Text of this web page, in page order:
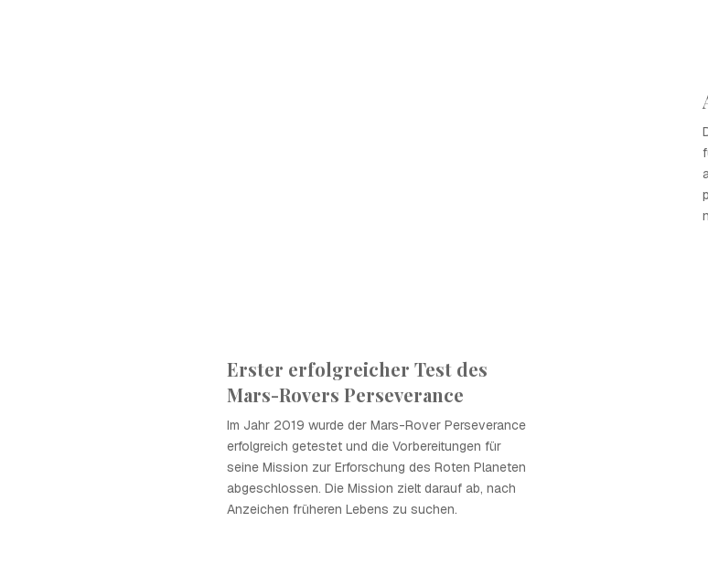
Erster erfolgreicher Test des
Mars-Rovers Perseverance
Im Jahr 2019 wurde der Mars-Rover Perseverance
erfolgreich getestet und die Vorbereitungen für
seine Mission zur Erforschung des Roten Planeten
abgeschlossen. Die Mission zielt darauf ab, nach
Anzeichen früheren Lebens zu suchen.